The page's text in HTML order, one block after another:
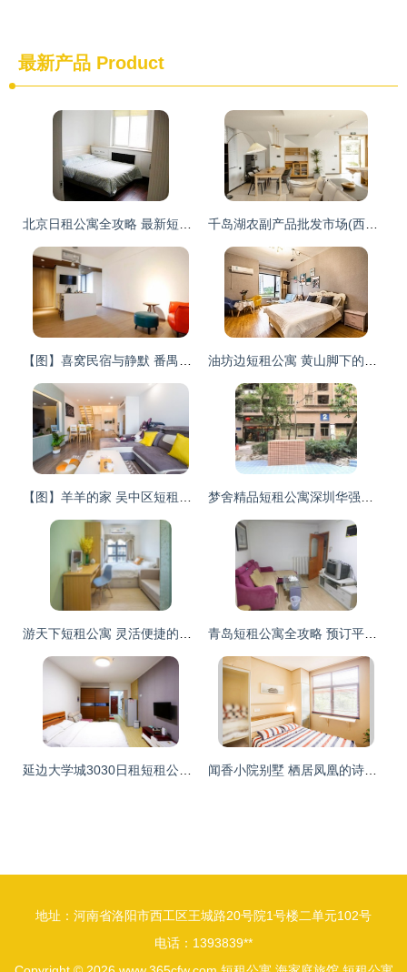
最新产品 Product
地址：河南省洛阳市西工区王城路20号院1号楼二单元102号
电话：1393839**